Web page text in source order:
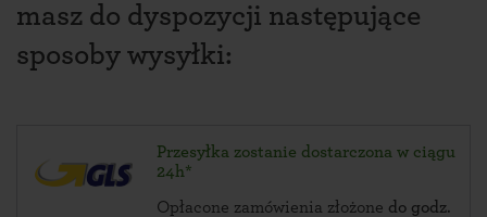
masz do dyspozycji następujące
sposoby wysyłki:
Przesyłka zostanie dostarczona w ciągu
24h*
Opłacone zamówienia złożone do godz.